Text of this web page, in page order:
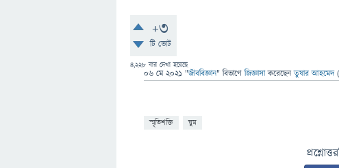
+3
টি ভোট
4,228 বার দেখা হয়েছে
06 মে 2021 "জীববিজ্ঞান" বিভাগে জিজ্ঞাসাকরেছেনতুষার আহমেদ (
স্মৃতিশক্তি ঘুম